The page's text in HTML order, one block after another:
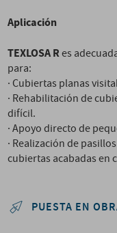
Aplicación
TEXLOSA Res
para:
· Cubiertas planas
· Rehabilitación de
difícil.
· Apoyo directo de
· Realización de
cubiertas acabadas en
PUESTA EN